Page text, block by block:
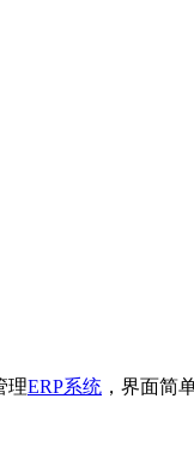
理ERP系统 ，界面简